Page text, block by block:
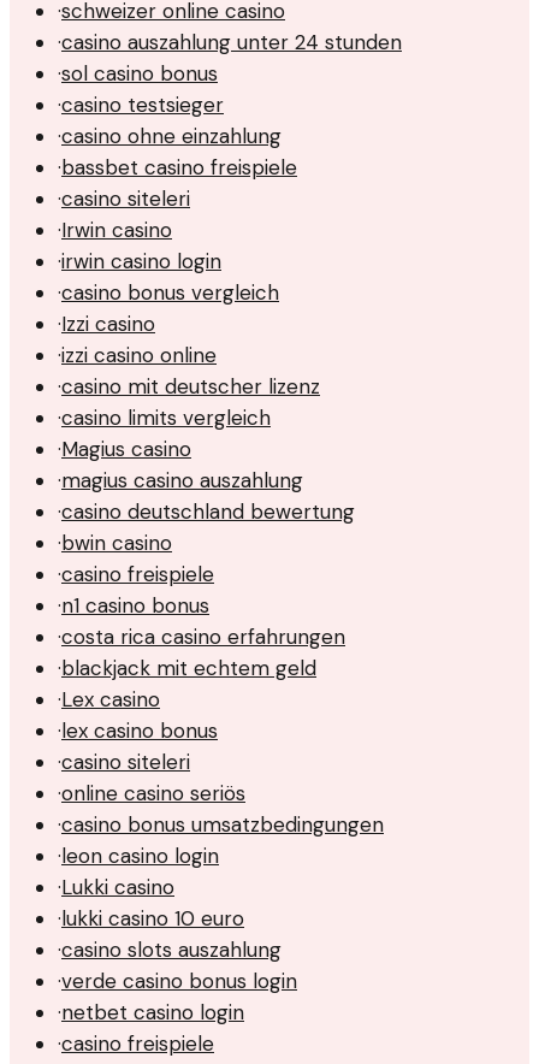
·schweizer online casino
·casino auszahlung unter 24 stunden
·sol casino bonus
·casino testsieger
·casino ohne einzahlung
·bassbet casino freispiele
·casino siteleri
·Irwin casino
·irwin casino login
·casino bonus vergleich
·Izzi casino
·izzi casino online
·casino mit deutscher lizenz
·casino limits vergleich
·Magius casino
·magius casino auszahlung
·casino deutschland bewertung
·bwin casino
·casino freispiele
·n1 casino bonus
·costa rica casino erfahrungen
·blackjack mit echtem geld
·Lex casino
·lex casino bonus
·casino siteleri
·online casino seriös
·casino bonus umsatzbedingungen
·leon casino login
·Lukki casino
·lukki casino 10 euro
·casino slots auszahlung
·verde casino bonus login
·netbet casino login
·casino freispiele